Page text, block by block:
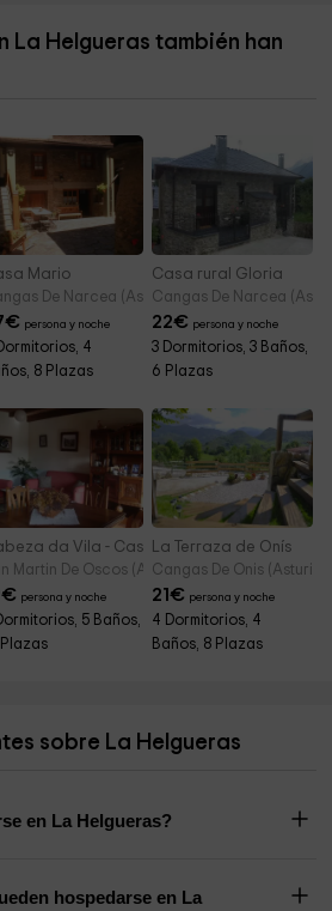
Paisano 4,4 km
La Helgueras también han
Mario
De Narcea (Asturias)
€ persona y noche
4
8 Plazas
Casa rural Gloria
Cangas De Narcea
22€ persona y noche
3 Dormitorios, 3 Baños,
6 Plazas
da Vila - Casona
Martin De Oscos (Asturias)
€ persona y noche
5 Baños,
Plazas
La Terraza de Onís
Cangas De Onis
21€ persona y noche
4 Dormitorios, 4
Baños, 8 Plazas
sobre La Helgueras
en La Helgueras?
hospedarse en La